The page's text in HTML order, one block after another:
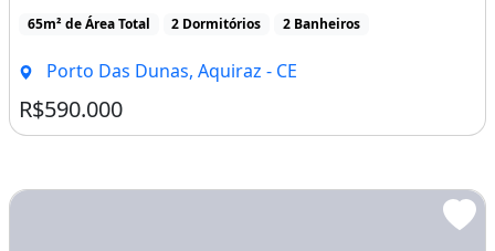
65m² de Área Total 2 Dormitórios 2 Banheiros
Porto Das Dunas, Aquiraz - CE
R$590.000